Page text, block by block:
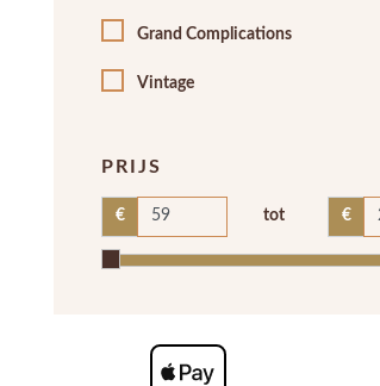
Grand Complications
Vintage
PRIJS
€ tot €